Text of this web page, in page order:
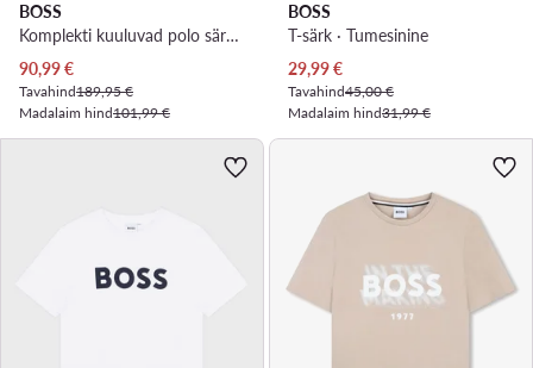
BOSS
Komplekti kuuluvad polo särk ja šortsid · Sinine
Praegune hind
90,99€
Tavahind189,95 €
Madalaim hind101,99 €
BOSS
T-särk · Tumesinine
Praegune hind
29,99€
Tavahind45,00 €
Madalaim hind31,99 €